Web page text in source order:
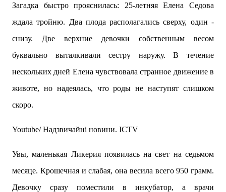
Загадка быстро прояснилась: 25-летняя Елена Седова
ждала тройню. Два плода располагались сверху, один -
снизу. Две верхние девочки собственным весом
буквально выталкивали сестру наружу. В течение
нескольких дней Елена чувствовала странное движение в
животе, но надеялась, что роды не наступят слишком
скоро.
Youtube/ Надзвичайні новини. ICTV
Увы, маленькая Ликерия появилась на свет на седьмом
месяце. Крошечная и слабая, она весила всего 950 грамм.
Девочку сразу поместили в инкубатор, а врачи